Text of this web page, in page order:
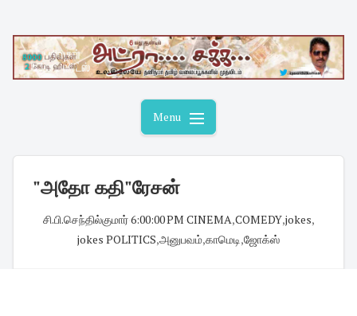
content
Menu
"அதோ கதி"ரேசன்
சி.பி.செந்தில்குமார்·6:00:00 PM CINEMA,COMEDY,jokes,
jokes POLITICS,அனுபவம்,காமெடி,ஜோக்ஸ்